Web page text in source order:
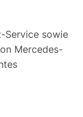
Service sowie
Mercedes-